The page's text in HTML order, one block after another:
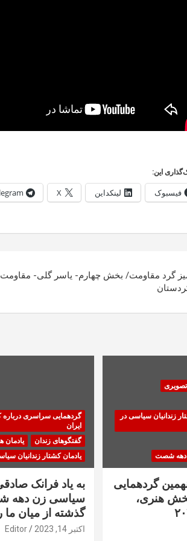
این:
فیسبوک لینکداین X
گرد مقاومت/ بخش چهارم- یاسر گلی- مقاومت
زندانیان سیاسی در
دهه شصت
گردهمایی
هنری،
گردهمایی سراسری درباره
ایران
گفتگوهای زندان
یادمان
یادمان کشتار زندانیان
به یاد فرانک
سیاسی زن دهه
گذشته از میان
اکتبر 14, 2023 Editor